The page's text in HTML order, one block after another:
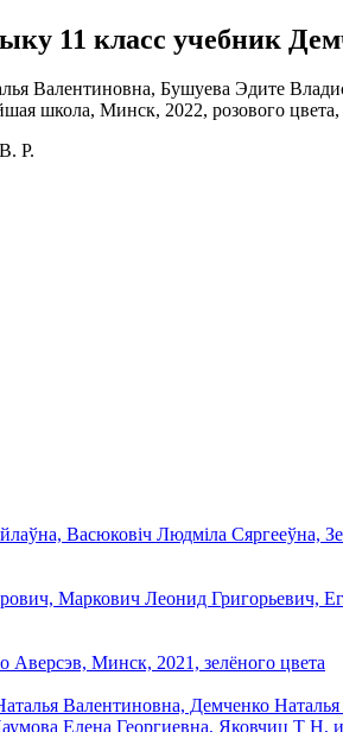
11 класс учебник
Р.